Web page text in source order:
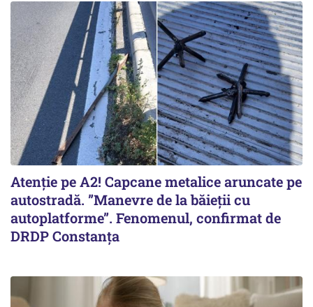
Atenție pe A2! Capcane metalice aruncate pe
autostradă. ”Manevre de la băieții cu
autoplatforme”. Fenomenul, confirmat de
DRDP Constanța